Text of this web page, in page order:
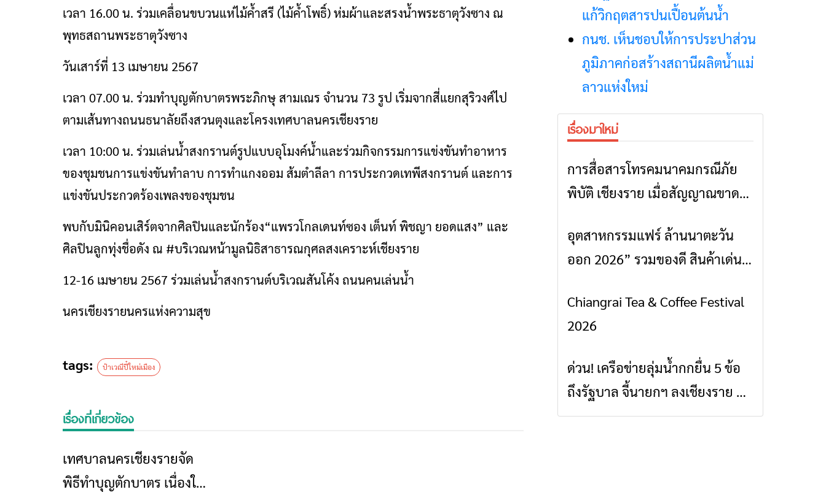
เวลา 16.00 น. ร่วมเคลื่อนขบวนแห่ไม้ค้ำสรี (ไม้ค้ำโพธิ์) ห่มผ้าและสรงน้ำพระธาตุวังซาง ณ
พุทธสถานพระธาตุวังซาง
วันเสาร์ที่ 13 เมษายน 2567
เวลา 07.00 น. ร่วมทำบุญตักบาตรพระภิกษุ สามเณร จำนวน 73 รูป เริ่มจากสี่แยกสุริวงศ์ไป
ตามเส้นทางถนนธนาลัยถึงสวนตุงและโครงเทศบาลนครเชียงราย
เวลา 10:00 น. ร่วมเล่นน้ำสงกรานต์รูปแบบอุโมงค์น้ำและร่วมกิจกรรมการแข่งขันทำอาหาร
ของชุมชนการแข่งขันทำลาบ การทำแกงออม ส้มตำลีลา การประกวดเทพีสงกรานต์ และการ
แข่งขันประกวดร้องเพลงของชุมชน
พบกับมินิคอนเสิร์ตจากศิลปินและนักร้อง“แพรวโกลเดนท์ซอง เต็นท์ พิชญา ยอดแสง” และ
ศิลปินลูกทุ่งชื่อดัง ณ #บริเวณหน้ามูลนิธิสาธารณกุศลสงเคราะห์เชียงราย
12-16 เมษายน 2567 ร่วมเล่นน้ำสงกรานต์บริเวณสันโค้ง ถนนคนเล่นน้ำ
นครเชียงรายนครแห่งความสุข
tags: ป๋าเวณีปี๋ใหม่เมือง
เรื่องที่เกี่ยวข้อง
ข่าวเชียงราย
เทศบาลนครเชียงรายจัด
พิธีทำบุญตักบาตร เนื่องใน
แก้วิกฤตสารปนเปื้อนต้นน้ำ
กนช. เห็นชอบให้การประปาส่วน
ภูมิภาคก่อสร้างสถานีผลิตน้ำแม่
ลาวแห่งใหม่
เรื่องมาใหม่
ข่าวเชียงราย
การสื่อสารโทรคมนาคมกรณีภัย
พิบัติ เชียงราย เมื่อสัญญาณขาด
ข่าวเชียงราย
อุตสาหกรรมแฟร์ ล้านนาตะวัน
ออก 2026” รวมของดี สินค้าเด่น
เชียงราย พะเยา แพร่ และน่าน
พร้อมชมคอนเสิร์ตจากศิลปินชื่อ
ข่าวเชียงราย
Chiangrai Tea & Coffee Festival
2026
ข่าวเชียงราย
ด่วน! เครือข่ายลุ่มน้ำกกยื่น 5 ข้อ
ถึงรัฐบาล จี้นายกฯ ลงเชียงราย แก้
วิกฤตสารปนเปื้อนต้นน้ำ